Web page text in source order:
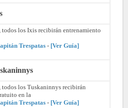
todos los Ixis recibirán entrenamiento
Trespatas- [Ver Guía]
todos los Tuskaninnys recibirán
en la
Trespatas- [Ver Guía]